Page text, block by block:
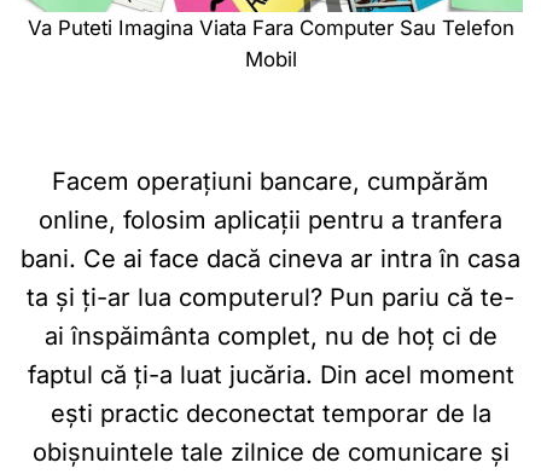
Va Puteti Imagina Viata Fara Computer Sau Telefon
Mobil
Facem operațiuni bancare, cumpărăm
online, folosim aplicații pentru a tranfera
bani. Ce ai face dacă cineva ar intra în casa
ta și ți-ar lua computerul? Pun pariu că te-
ai înspăimânta complet, nu de hoț ci de
faptul că ți-a luat jucăria. Din acel moment
ești practic deconectat temporar de la
obișnuintele tale zilnice de comunicare și